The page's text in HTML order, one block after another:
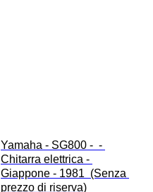
Yamaha - SG800 -  -
Chitarra elettrica -
Giappone - 1981  (Senza
prezzo di riserva)